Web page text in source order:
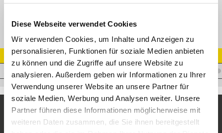
Diese Webseite verwendet Cookies
Wir verwenden Cookies, um Inhalte und Anzeigen zu
personalisieren, Funktionen für soziale Medien anbieten
zu können und die Zugriffe auf unsere Website zu
analysieren. Außerdem geben wir Informationen zu Ihrer
Verwendung unserer Website an unsere Partner für
soziale Medien, Werbung und Analysen weiter. Unsere
Partner führen diese Informationen möglicherweise mit
weiteren Daten zusammen, die Sie ihnen bereitgestellt
Artikel Nr.